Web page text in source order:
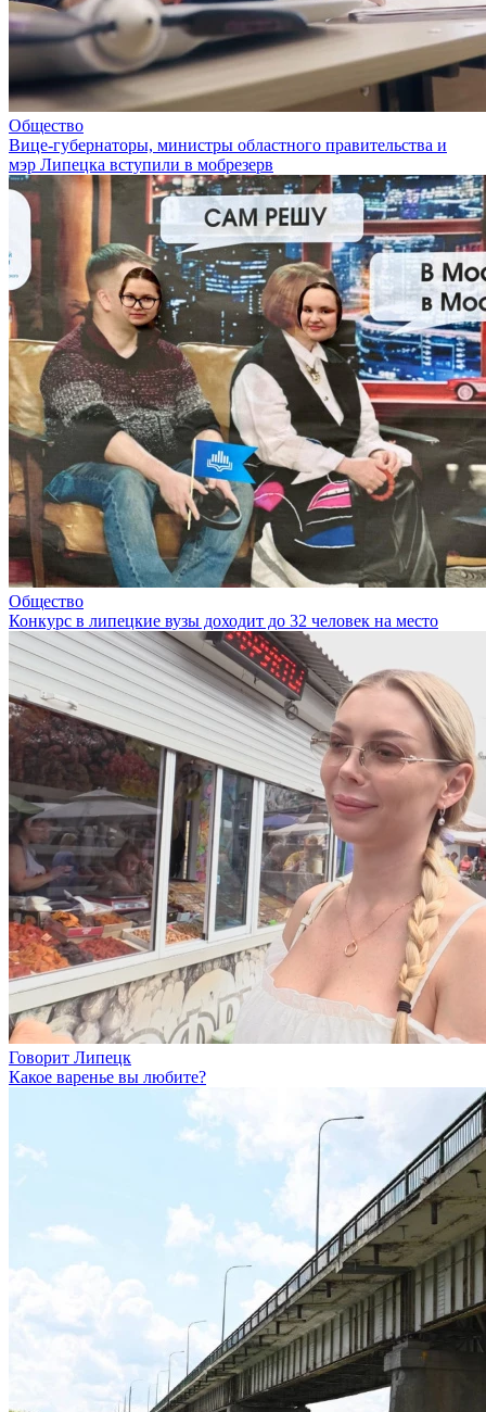
Общество
Вице-губернаторы, министры областного правительства и
мэр Липецка вступили в мобрезерв
Общество
Конкурс в липецкие вузы доходит до 32 человек на место
Говорит Липецк
Какое варенье вы любите?